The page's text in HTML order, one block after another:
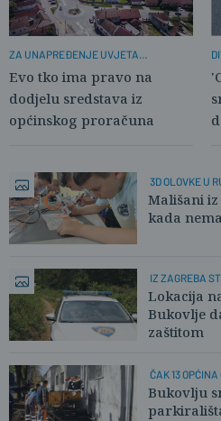
ZA UNAPREĐENJE UVJETA
Evo tko ima pravo na
dodjelu sredstava iz
općinskog proračuna
3D OLOVKE U
Mališani
kada
IZ ZAGREBA
Lokacija
Bukovlje
zaštitom
ČAK 13
Bukovlju